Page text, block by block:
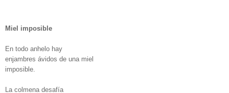
Miel imposible
En todo anhelo hay
enjambres ávidos de una miel
imposible.
La colmena desafía